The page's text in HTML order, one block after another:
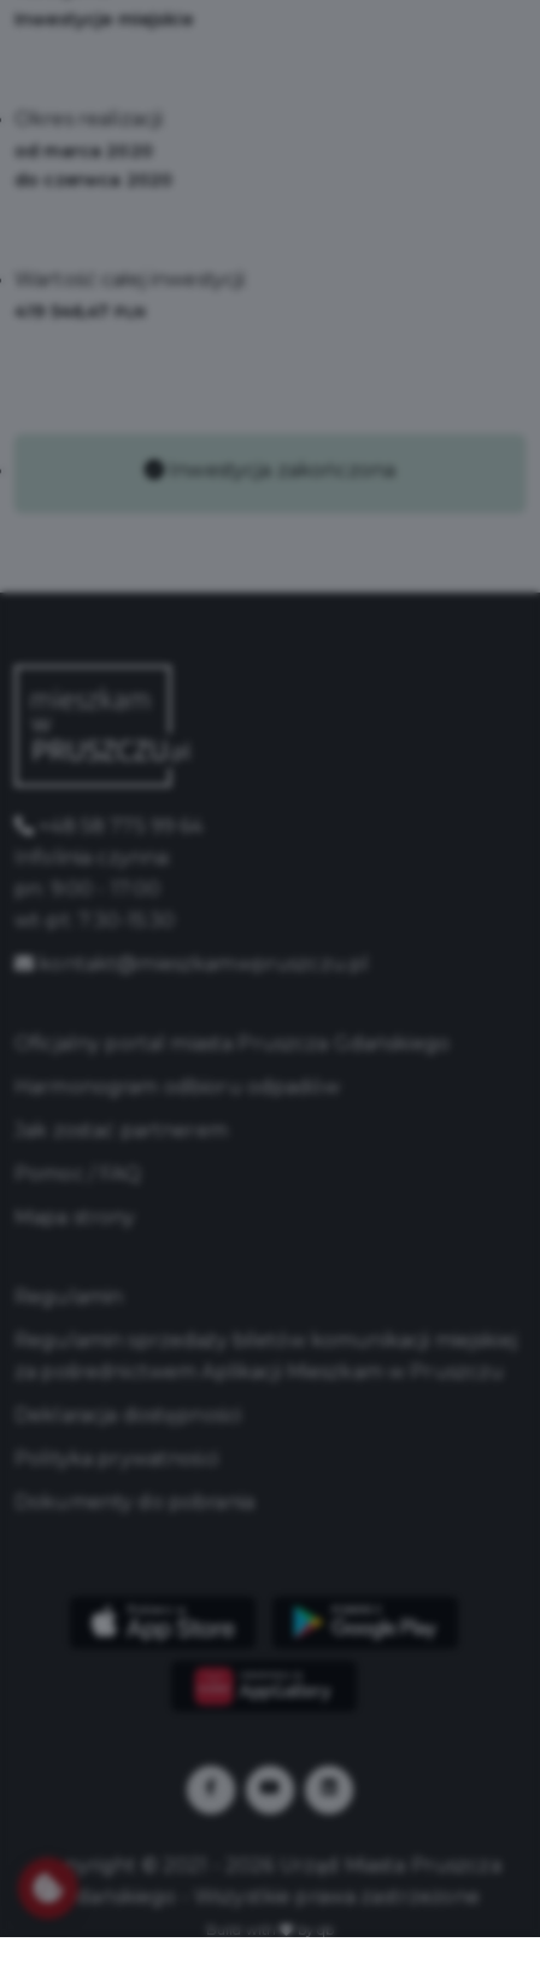
Inwestycje miejskie
Okres realizacji:
od marca 2020
do czerwca 2020
Wartość całej inwestycji:
419 546,47
Inwestycja zakończona
+48 58 775 99 64
Infolinia czynna:
kontakt@mieszkamwpruszczu.pl
Oficjalny portal miasta Pruszcza Gdańskiego
Harmonogram odbioru odpadów
Jak zostać partnerem
Mapa strony
Regulamin
Regulamin sprzedaży biletów komunikacji miejskiej
za pośrednictwem Aplikacji Mieszkam w Pruszczu
Deklaracja dostępności
Polityka prywatności
Dokumenty do pobrania
Copyright © 2021 - 2026 Urząd Miasta Pruszcza
Gdańskiego - Wszystkie prawa zastrzeżone
Build with by qb